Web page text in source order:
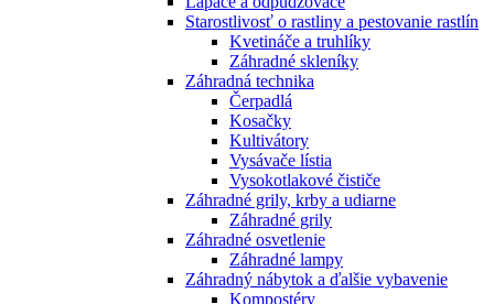
Starostlivosť o rastliny a pestovanie rastlín
Kvetináče a truhlíky
Záhradné skleníky
Záhradná technika
Čerpadlá
Kosačky
Kultivátory
Vysávače lístia
Vysokotlakové čističe
Záhradné grily, krby a udiarne
Záhradné grily
Záhradné osvetlenie
Záhradné lampy
Záhradný nábytok a ďalšie vybavenie
Kompostéry